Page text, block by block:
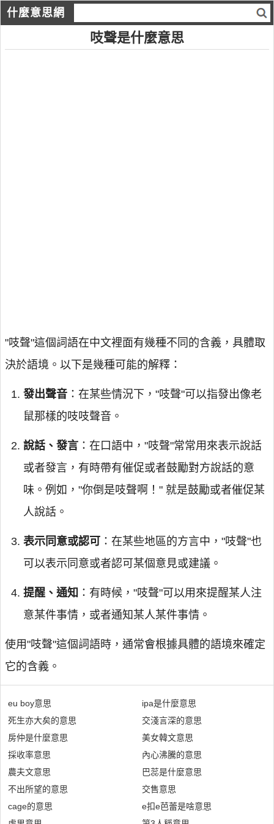
什麼意思網
吱聲是什麼意思
"吱聲"這個詞語在中文裡面有幾種不同的含義，具體取
決於語境。以下是幾種可能的解釋：
發出聲音 ：在某些情況下，"吱聲"可以指發出像老
鼠那樣的吱吱聲音。
說話、發言 ：在口語中，"吱聲"常常用來表示說話
或者發言，有時帶有催促或者鼓勵對方說話的意
味。例如，"你倒是吱聲啊！" 就是鼓勵或者催促某
人說話。
表示同意或認可 ：在某些地區的方言中，"吱聲"也
可以表示同意或者認可某個意見或建議。
提醒、通知 ：有時候，"吱聲"可以用來提醒某人注
意某件事情，或者通知某人某件事情。
使用"吱聲"這個詞語時，通常會根據具體的語境來確定
它的含義。
eu boy意思
死生亦大矣的意思
房仲是什麼意思
採收率意思
農夫文意思
不出所望的意思
cage的意思
ipa是什麼意思
交淺言深的意思
美女韓文意思
內心沸騰的意思
巴蕊是什麼意思
交售意思
e扣e芭蕾是啥意思